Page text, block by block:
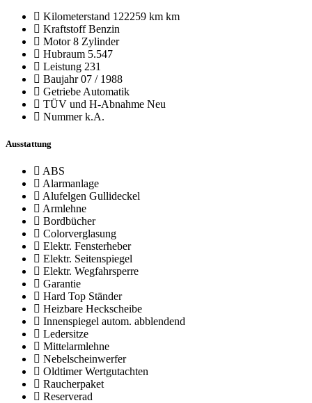
Kilometerstand 122259 km km
KraftstoffBenzin
Motor8 Zylinder
Hubraum 5.547
Leistung 231
Baujahr07 / 1988
Getriebe Automatik
TÜV und H-Abnahme Neu
Nummerk.A.
Ausstattung
ABS
Alarmanlage
Alufelgen Gullideckel
Armlehne
Bordbücher
Colorverglasung
Elektr. Fensterheber
Elektr. Seitenspiegel
Elektr. Wegfahrsperre
Garantie
Hard Top Ständer
Heizbare Heckscheibe
Innenspiegel autom. abblendend
Ledersitze
Mittelarmlehne
Nebelscheinwerfer
Oldtimer Wertgutachten
Raucherpaket
Reserverad